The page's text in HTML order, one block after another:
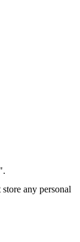
any personal